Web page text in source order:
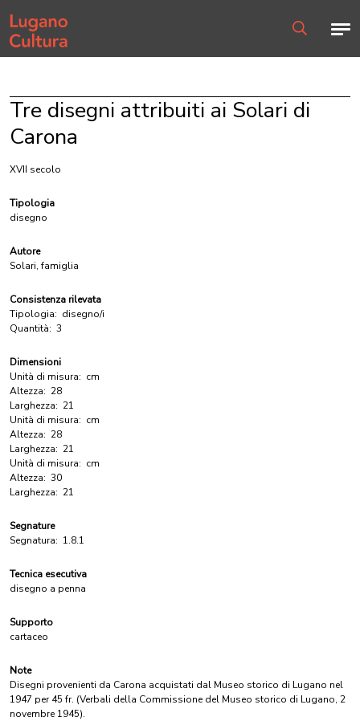
Home page
Tre disegni attribuiti ai Solari di
Carona
XVII secolo
Tipologia
disegno
Autore
Solari, famiglia
Consistenza rilevata
Tipologia: disegno/i
Quantità: 3
Dimensioni
Unità di misura: cm
Altezza: 28
Larghezza: 21
Unità di misura: cm
Altezza: 28
Larghezza: 21
Unità di misura: cm
Altezza: 30
Larghezza: 21
Segnature
Segnatura: 1.8.1
Tecnica esecutiva
disegno a penna
Supporto
cartaceo
Note
Disegni provenienti da Carona acquistati dal Museo storico di Lugano nel
1947 per 45 fr. (Verbali della Commissione del Museo storico di Lugano, 2
novembre 1945).